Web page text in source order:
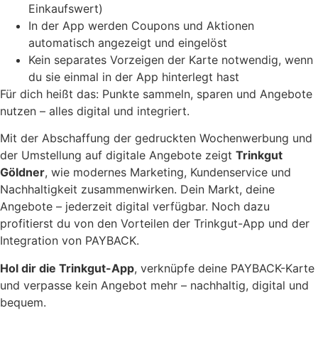
Einkaufswert)
In der App werden Coupons und Aktionen
automatisch angezeigt und eingelöst
Kein separates Vorzeigen der Karte notwendig, wenn
du sie einmal in der App hinterlegt hast
Für dich heißt das: Punkte sammeln, sparen und Angebote
nutzen – alles digital und integriert.
Mit der Abschaffung der gedruckten Wochenwerbung und
der Umstellung auf digitale Angebote zeigt Trinkgut
Göldner, wie modernes Marketing, Kundenservice und
Nachhaltigkeit zusammenwirken. Dein Markt, deine
Angebote – jederzeit digital verfügbar. Noch dazu
profitierst du von den Vorteilen der Trinkgut-App und der
Integration von PAYBACK.
Hol dir die Trinkgut-App, verknüpfe deine PAYBACK-Karte
und verpasse kein Angebot mehr – nachhaltig, digital und
bequem.